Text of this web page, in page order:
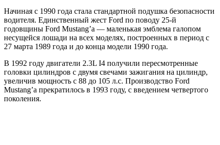
Начиная с 1990 года стала стандартной подушка безопасности
водителя. Единственный жест Ford по поводу 25-й
годовщины Ford Mustang’а — маленькая эмблема галопом
несущейся лошади на всех моделях, построенных в период с
27 марта 1989 года и до конца модели 1990 года.
В 1992 году двигатели 2.3L I4 получили пересмотренные
головки цилиндров с двумя свечами зажигания на цилиндр,
увеличив мощность с 88 до 105 л.с. Производство Ford
Mustang’а прекратилось в 1993 году, с введением четвертого
поколения.